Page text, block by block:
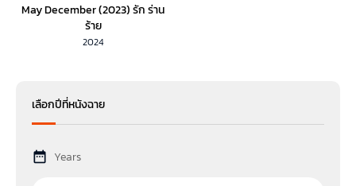
May December (2023) รัก ร่าน
ร้าย
2024
เลือกปีที่หนังฉาย
Years